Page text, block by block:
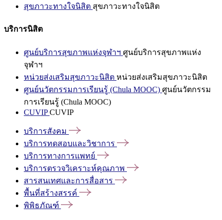
สุขภาวะทางใจนิสิต สุขภาวะทางใจนิสิต
บริการนิสิต
ศูนย์บริการสุขภาพแห่งจุฬาฯ ศูนย์บริการสุขภาพแห่ง
จุฬาฯ
หน่วยส่งเสริมสุขภาวะนิสิต หน่วยส่งเสริมสุขภาวะนิสิต
ศูนย์นวัตกรรมการเรียนรู้ (Chula MOOC) ศูนย์นวัตกรรม
การเรียนรู้ (Chula MOOC)
CUVIPCUVIP
บริการสังคม
บริการทดสอบและวิชาการ
บริการทางการแพทย์
บริการตรวจวิเคราะห์คุณภาพ
สารสนเทศและการสื่อสาร
พื้นที่สร้างสรรค์
พิพิธภัณฑ์